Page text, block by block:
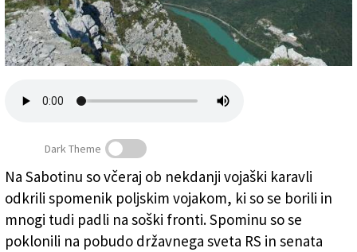
Založnik
Zadruga PD
Na Sabotinu odkrili spomenik poljskim vojakom
Dark Theme
Na Sabotinu so včeraj ob nekdanji vojaški karavli
odkrili spomenik poljskim vojakom, ki so se borili in
mnogi tudi padli na soški fronti. Spominu so se
poklonili na pobudo državnega sveta RS in senata